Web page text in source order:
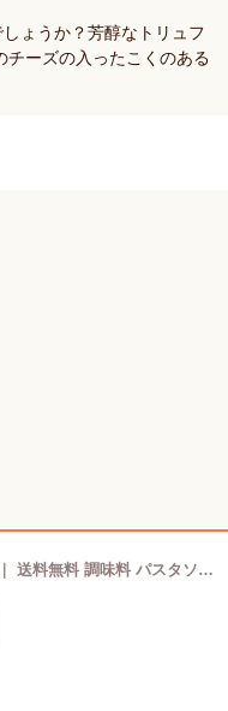
ょうか？芳醇なトリュフ
ーズの入ったこくのある
ハインツ 大人むけのパスタ 紅ずわい蟹のトマトクリーム 110g×10箱入｜ 送料無料 調味料 パスタソース HEINZ